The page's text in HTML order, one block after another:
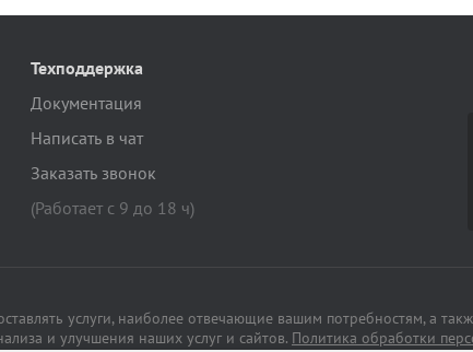
Техподдержка
Документация
Написать в чат
Заказать звонок
(Работает с 9 до 18 ч)
услуги, наиболее отвечающие вашим потребностям, а
и улучшения наших услуг и сайтов. Политика обработки